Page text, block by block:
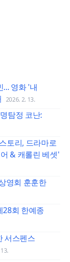
... 영화 '내
2026. 2. 13.
탐정 코난:
토리, 드라마로
& 캐롤린 베셋'
영회 훈훈한
28회 한예종
서스펜스